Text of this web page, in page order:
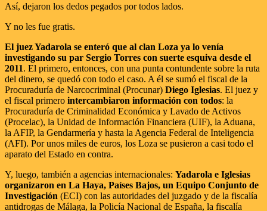
Así, dejaron los dedos pegados por todos lados.
Y no les fue gratis.
El juez Yadarola se enteró que al clan Loza ya lo venía
investigando su par Sergio Torres con suerte esquiva desde el
2011. El primero, entonces, con una punta contundente sobre la ruta
del dinero, se quedó con todo el caso. A él se sumó el fiscal de la
Procuraduría de Narcocriminal (Procunar) Diego Iglesias. El juez y
el fiscal primero intercambiaron información con todos: la
Procuraduría de Criminalidad Económica y Lavado de Activos
(Procelac), la Unidad de Información Financiera (UIF), la Aduana,
la AFIP, la Gendarmería y hasta la Agencia Federal de Inteligencia
(AFI). Por unos miles de euros, los Loza se pusieron a casi todo el
aparato del Estado en contra.
Y, luego, también a agencias internacionales: Yadarola e Iglesias
organizaron en La Haya, Países Bajos, un Equipo Conjunto de
Investigación (ECI) con las autoridades del juzgado y de la fiscalía
antidrogas de Málaga, la Policía Nacional de España, la fiscalía